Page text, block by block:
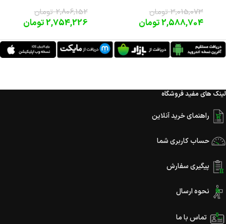
3,015,073 تومان
2,588,704تومان
2,806,152 تومان
2,754,226تومان
لینک های مفید فروشگاه
راهنمای خرید آنلاین
حساب کاربری شما
پیگیری سفارش
نحوه ارسال
تماس با ما